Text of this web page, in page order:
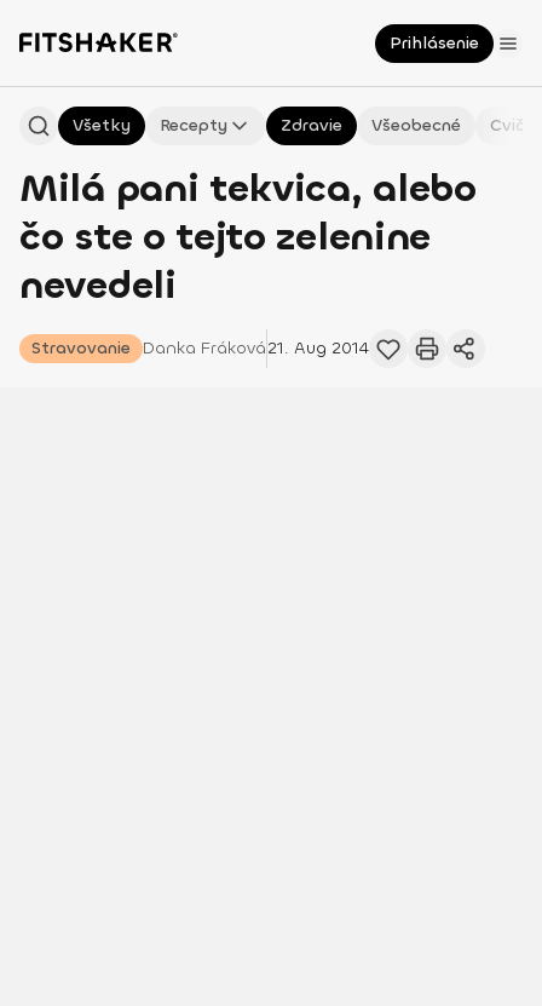
Prihlásenie
Všetky Recepty Zdravie Všeobecné
Milá pani tekvica, alebo
čo ste o tejto zelenine
nevedeli
Stravovanie Danka Fráková21. Aug 2014